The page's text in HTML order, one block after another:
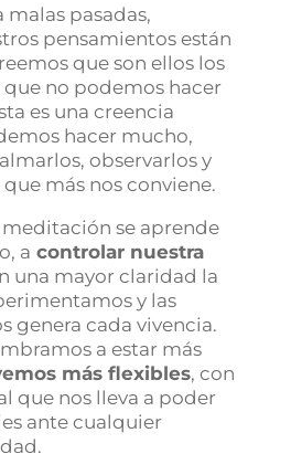
malas pasadas,
pensamientos están
que son ellos los
no podemos hacer
es una creencia
hacer mucho,
observarlos y
más nos conviene.
se aprende
a controlar nuestra
una mayor claridad la
y las
genera cada vivencia.
a estar más
más flexibles, con
que nos lleva a poder
ante cualquier